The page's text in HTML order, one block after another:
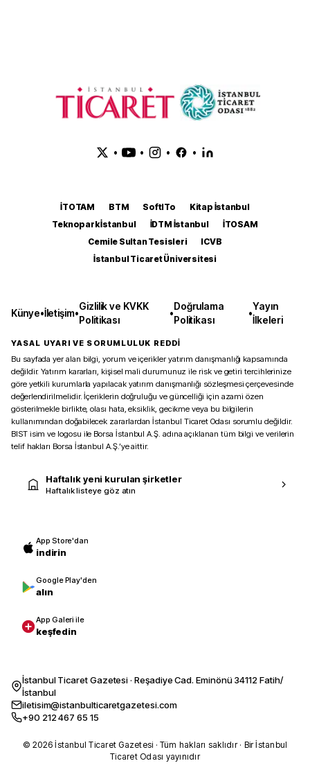
• • • •
İTOTAM BTM SoftITo
Kitap İstanbul
Teknopark İstanbul
İDTM İstanbul
İTOSAM
Cemile Sultan Tesisleri
ICVB
İstanbul Ticaret Üniversitesi
Künye•İletişim•
Gizlilik ve KVKK
Politikası
•
Doğrulama
Politikası
•
Yayın
İlkeleri
YASAL UYARI VE SORUMLULUK REDDİ
Bu sayfada yer alan bilgi, yorum ve içerikler yatırım danışmanlığı kapsamında
değildir. Yatırım kararları, kişisel mali durumunuz ile risk ve getiri tercihlerinize
göre yetkili kurumlarla yapılacak yatırım danışmanlığı sözleşmesi çerçevesinde
değerlendirilmelidir. İçeriklerin doğruluğu ve güncelliği için azami özen
gösterilmekle birlikte, olası hata, eksiklik, gecikme veya bu bilgilerin
kullanımından doğabilecek zararlardan İstanbul Ticaret Odası sorumlu değildir.
BIST isim ve logosu ile Borsa İstanbul A.Ş. adına açıklanan tüm bilgi ve verilerin
telif hakları Borsa İstanbul A.Ş.’ye aittir.
Haftalık yeni kurulan şirketler
Haftalık listeye göz atın
App Store'dan
indirin
Google Play'den
alın
App Galeri ile
keşfedin
İstanbul Ticaret Gazetesi · Reşadiye Cad. Eminönü 34112 Fatih/
İstanbul
iletisim@istanbulticaretgazetesi.com
+90 212 467 65 15
© 2026 İstanbul Ticaret Gazetesi · Tüm hakları saklıdır · Bir İstanbul
Ticaret Odası yayınıdır